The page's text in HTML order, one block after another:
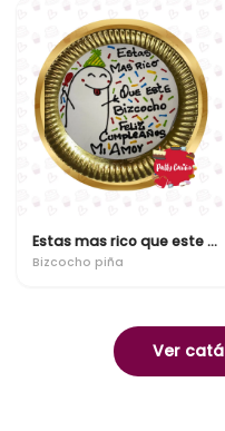
Estas mas rico que este bizcocho
Bizcocho piña
Ver